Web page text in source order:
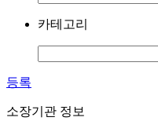
카테고리
등록
소장기관 정보